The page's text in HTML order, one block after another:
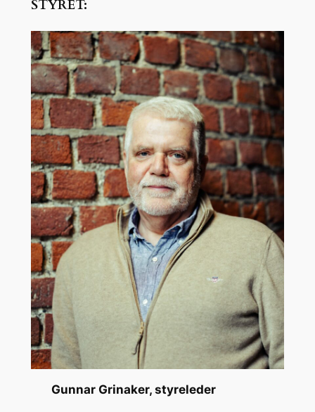
STYRET:
Gunnar Grinaker, styreleder